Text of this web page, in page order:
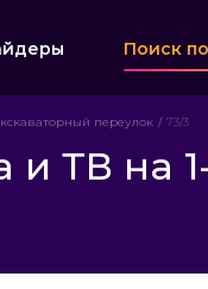
Поиск
переулок 73/3
ТВ на